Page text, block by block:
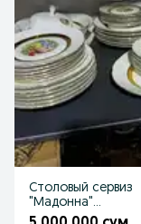
Столовый сервиз
"Мадонна"
тридцать пять